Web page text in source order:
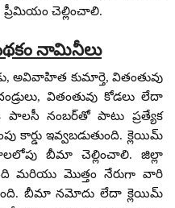
ప్రీమియం చెల్లించాలి.
నామినీలు
అవివాహిత కుమార్తె, వితంతువు
వితంతువు కోడలు లేదా
పాలసీ నంబర్‌తో పాటు ప్రత్యేక
కార్డు ఇవ్వబడుతుంది. క్లెయిమ్
బీమా చెల్లించాలి. జిల్లా
మరియు మొత్తం నేరుగా వారి
బీమా నమోదు లేదా క్లెయిమ్